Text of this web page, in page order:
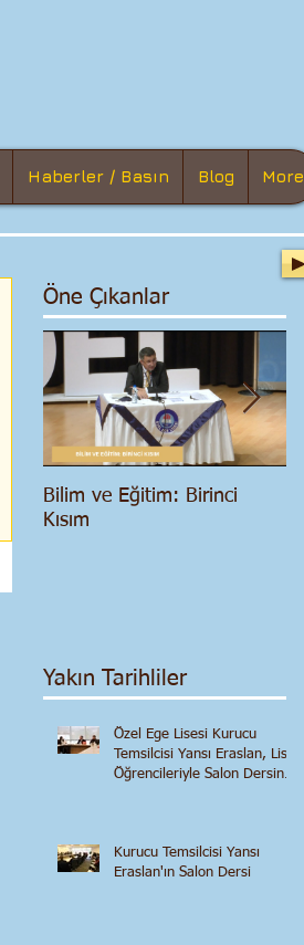
Haberler / Basın Blog More
Öne Çıkanlar
Bilim ve Eğitim: Birinci
Kısım
Yakın Tarihliler
Özel Ege Lisesi Kurucu
Temsilcisi Yansı Eraslan, Lise
Öğrencileriyle Salon Dersinde
Kurucu Temsilcisi Yansı
Eraslan'ın Salon Dersi